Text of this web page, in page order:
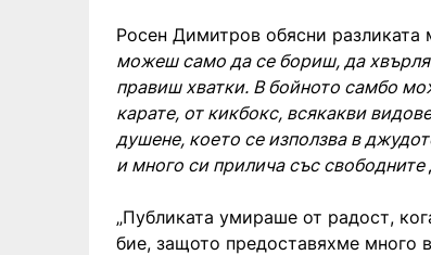
Росен Димитров обясни
можеш само да се бориш, да
правиш хватки. В бойното самбо
карате, от кикбокс, всякакви
душене, което се използва в
и много си прилича със свободните
„Публиката умираше от радост,
бие, защото предоставяхме много